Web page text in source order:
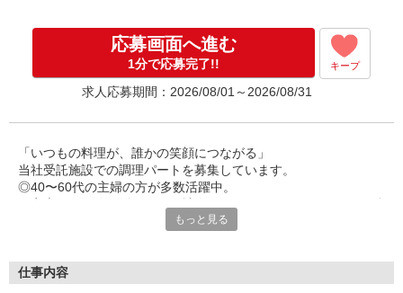
※アルバイト賞与（寸志）：あり
年2回。勤続年数により金額UP。
応募画面へ進む
1分で応募完了!! キープ
求人応募期間：2026/08/01～2026/08/31
「いつもの料理が、誰かの笑顔につながる」
当社受託施設での調理パートを募集しています。
◎40〜60代の主婦の方が多数活躍中。
もっと見る
仕事内容